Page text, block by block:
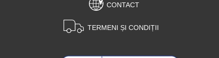
CONTACT
TERMENI ȘI CONDIȚII